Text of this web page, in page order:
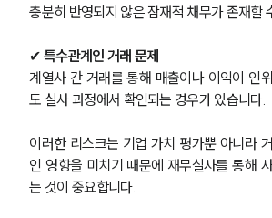
대륜법률상담예약
충분히 반영되지 않은 잠재적 채무가 존재할
✔ 특수관계인 거래 문제
계열사 간 거래를 통해 매출이나 이익이 인
도 실사 과정에서 확인되는 경우가 있습니다.
이러한 리스크는 기업 가치 평가뿐 아니라
인 영향을 미치기 때문에 재무실사를 통해
는 것이 중요합니다.